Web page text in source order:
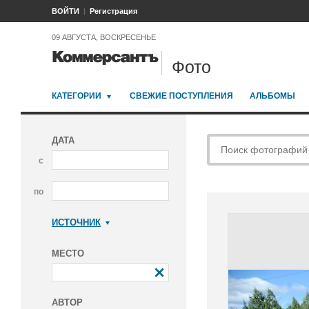
ВОЙТИ Регистрация
09 АВГУСТА, ВОСКРЕСЕНЬЕ
Фото
КАТЕГОРИИ СВЕЖИЕ ПОСТУПЛЕНИЯ АЛЬБОМЫ
ДАТА
с
по
ИСТОЧНИК
МЕСТО
АВТОР